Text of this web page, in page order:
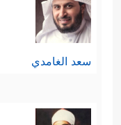
سعد الغامدي